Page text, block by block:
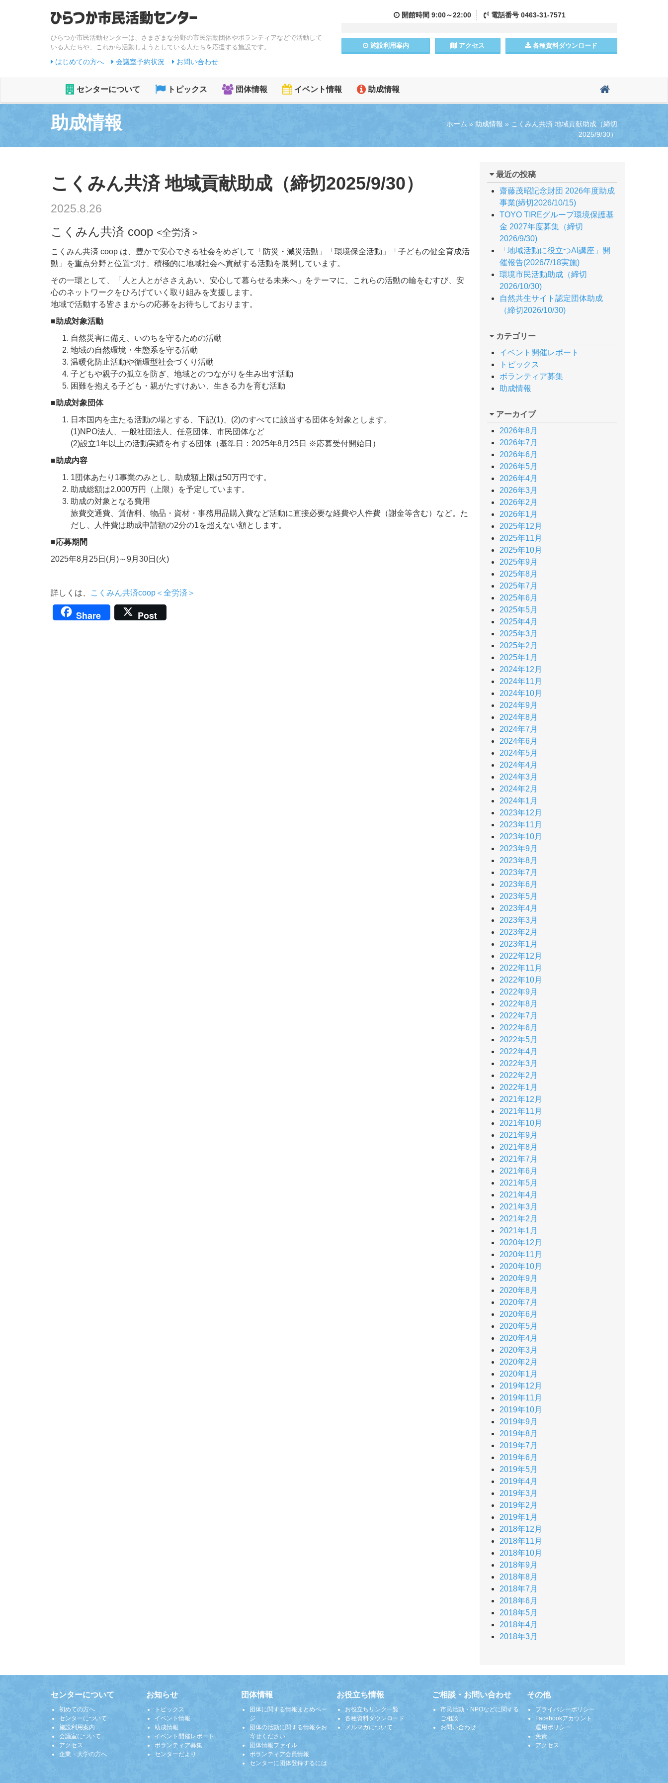
ひらつか市民活動センターは、さまざまな分野の市民活動団体やボランティアなどで活動して
いる人たちや、これから活動しようとしている人たちを応援する施設です。
はじめての方へ 会議室予約状況 お問い合わせ
開館時間 9:00～22:00 電話番号0463-31-7571
施設利用案内 アクセス 各種資料ダウンロード
センターについて トピックス 団体情報 イベント情報 助成情報
ホーム » 助成情報 » こくみん共済 地域貢献助成（締切
2025/9/30）
助成情報
こくみん共済 地域貢献助成（締切2025/9/30）
2025.8.26
こくみん共済 coop <全労済＞
こくみん共済 coop は、豊かで安心できる社会をめざして「防災・減災活動」「環境保全活動」「子どもの健全育成活
動」を重点分野と位置づけ、積極的に地域社会へ貢献する活動を展開しています。
その一環として、「人と人とがささえあい、安心して暮らせる未来へ」をテーマに、これらの活動の輪をむすび、安
心のネットワークをひろげていく取り組みを支援します。
地域で活動する皆さまからの応募をお待ちしております。
■助成対象活動
自然災害に備え、いのちを守るための活動
地域の自然環境・生態系を守る活動
温暖化防止活動や循環型社会づくり活動
子どもや親子の孤立を防ぎ、地域とのつながりを生み出す活動
困難を抱える子ども・親がたすけあい、生きる力を育む活動
■助成対象団体
日本国内を主たる活動の場とする、下記(1)、(2)のすべてに該当する団体を対象とします。
(1)NPO法人、一般社団法人、任意団体、市民団体など
(2)設立1年以上の活動実績を有する団体（基準日：2025年8月25日 ※応募受付開始日）
■助成内容
1団体あたり1事業のみとし、助成額上限は50万円です。
助成総額は2,000万円（上限）を予定しています。
助成の対象となる費用
旅費交通費、賃借料、物品・資材・事務用品購入費など活動に直接必要な経費や人件費（謝金等含む）など。た
だし、人件費は助成申請額の2分の1を超えない額とします。
■応募期間
2025年8月25日(月)～9月30日(火)
詳しくは、 こくみん共済coop＜全労済＞
Share Post
最近の投稿
齋藤茂昭記念財団 2026年度助成
事業(締切2026/10/15)
TOYO TIREグループ環境保護基
金 2027年度募集（締切
2026/9/30)
「地域活動に役立つAI講座」開
催報告(2026/7/18実施)
環境市民活動助成（締切
2026/10/30)
自然共生サイト認定団体助成
（締切2026/10/30)
カテゴリー
イベント開催レポート
トピックス
ボランティア募集
助成情報
アーカイブ
2026年8月
2026年7月
2026年6月
2026年5月
2026年4月
2026年3月
2026年2月
2026年1月
2025年12月
2025年11月
2025年10月
2025年9月
2025年8月
2025年7月
2025年6月
2025年5月
2025年4月
2025年3月
2025年2月
2025年1月
2024年12月
2024年11月
2024年10月
2024年9月
2024年8月
2024年7月
2024年6月
2024年5月
2024年4月
2024年3月
2024年2月
2024年1月
2023年12月
2023年11月
2023年10月
2023年9月
2023年8月
2023年7月
2023年6月
2023年5月
2023年4月
2023年3月
2023年2月
2023年1月
2022年12月
2022年11月
2022年10月
2022年9月
2022年8月
2022年7月
2022年6月
2022年5月
2022年4月
2022年3月
2022年2月
2022年1月
2021年12月
2021年11月
2021年10月
2021年9月
2021年8月
2021年7月
2021年6月
2021年5月
2021年4月
2021年3月
2021年2月
2021年1月
2020年12月
2020年11月
2020年10月
2020年9月
2020年8月
2020年7月
2020年6月
2020年5月
2020年4月
2020年3月
2020年2月
2020年1月
2019年12月
2019年11月
2019年10月
2019年9月
2019年8月
2019年7月
2019年6月
2019年5月
2019年4月
2019年3月
2019年2月
2019年1月
2018年12月
2018年11月
2018年10月
2018年9月
2018年8月
2018年7月
2018年6月
2018年5月
2018年4月
2018年3月
センターについて
初めての方へ
センターについて
施設利用案内
会議室について
アクセス
企業・大学の方へ
お知らせ
トピックス
イベント情報
助成情報
イベント開催レポート
ボランティア募集
センターだより
団体情報
団体に関する情報まとめペー
ジ
団体の活動に関する情報をお
寄せください
団体情報ファイル
ボランティア会員情報
センターに団体登録するには
お役立ち情報
お役立ちリンク一覧
各種資料ダウンロード
メルマガについて
ご相談・お問い合わせ
市民活動・NPOなどに関する
ご相談
お問い合わせ
その他
プライバシーポリシー
Facebookアカウント
運用ポリシー
免責
アクセス